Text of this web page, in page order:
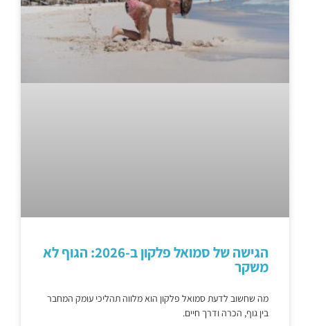
הגישה של סמואל פלקון ב-2026: הגוף לא
משקר
מה שחשוב לדעת סמואל פלקון הוא מלווה תהליכי עומק המחבר
בין גוף, הכרה ודרך חיים.